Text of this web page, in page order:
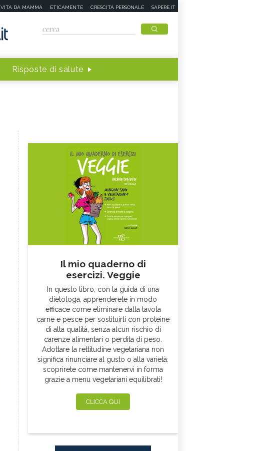
VITA DA MAMMA ETICAMENTE CRESCITA PERSONALE SAPERE.IT
Risposte di salute
Il mio quaderno di
esercizi. Veggie
In questo libro, con la guida di una
dietologa, apprenderete in modo
efficace come eliminare dalla tavola
carne e pesce per sostituirli con proteine
di alta qualità, senza alcun rischio di
carenze alimentari o perdita di peso.
Adottare la rettitudine vegetariana non
significa rinunciare al gusto o alla varietà:
scoprirete come mantenervi in forma
grazie a menu vegetariani equilibrati!
CLICCA QUI